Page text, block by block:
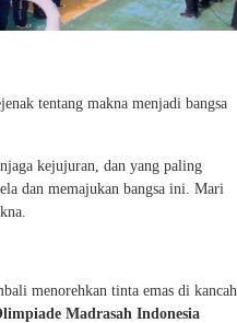
tentang makna menjadi bangsa
kejujuran, dan yang paling
dan memajukan bangsa ini. Mari
menorehkan tinta emas di kancah
Madrasah Indonesia